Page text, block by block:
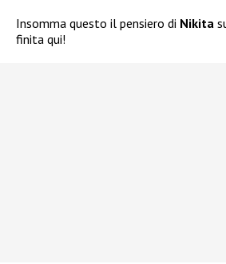
Insomma questo il pensiero di Nikita
finita qui!